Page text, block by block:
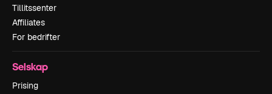
Tillitssenter
Affiliates
For bedrifter
Selskap
Prising